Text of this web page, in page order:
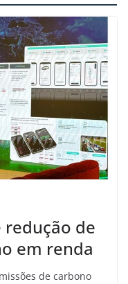
de
em renda
de carbono